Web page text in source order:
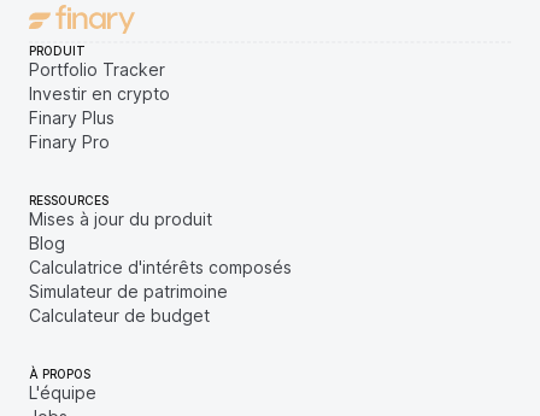
PRODUIT
Portfolio Tracker
Investir en crypto
Finary Plus
Finary Pro
RESSOURCES
Mises à jour du produit
Blog
Calculatrice d'intérêts composés
Simulateur de patrimoine
Calculateur de budget
À PROPOS
L'équipe